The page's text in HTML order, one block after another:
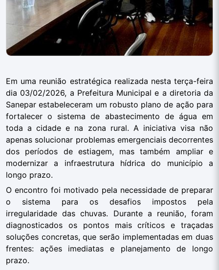
Em uma reunião estratégica realizada nesta terça-feira
dia 03/02/2026, a Prefeitura Municipal e a diretoria da
Sanepar estabeleceram um robusto plano de ação para
fortalecer o sistema de abastecimento de água em
toda a cidade e na zona rural. A iniciativa visa não
apenas solucionar problemas emergenciais decorrentes
dos períodos de estiagem, mas também ampliar e
modernizar a infraestrutura hídrica do município a
longo prazo.
O encontro foi motivado pela necessidade de preparar
o sistema para os desafios impostos pela
irregularidade das chuvas. Durante a reunião, foram
diagnosticados os pontos mais críticos e traçadas
soluções concretas, que serão implementadas em duas
frentes: ações imediatas e planejamento de longo
prazo.